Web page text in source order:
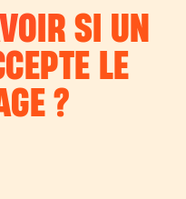
SI UN
LE
?